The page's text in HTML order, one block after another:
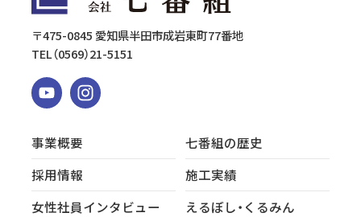
〒475-0845 愛知県半田市成岩東町77番地
TEL（0569）21-5151
事業概要
七番組の歴史
採用情報
施工実績
女性社員インタビュー
えるぼし・くるみん